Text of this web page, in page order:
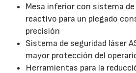
Mesa inferior con sistema
reactivo para un plegado
precisión
Sistema de seguridad láser
mayor protección del
Herramientas para la